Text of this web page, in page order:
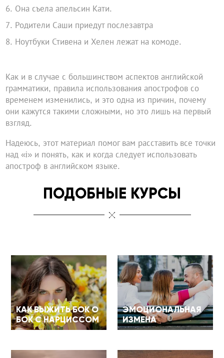
Она съела апельсин Кати.
Родители Саши приедут послезавтра
Ноутбуки Стивена и Хелен лежат на комоде.
Как и в случае с большинством аспектов английской
грамматики, правила использования апострофов со
временем изменились, и это одна из причин, почему
они кажутся такими сложными, но это лишь на первый
взгляд.
Надеюсь, этот материал помог вам расставить все точки
над «i» и понять, как и когда следует использовать
апостроф в английском языке.
ПОДОБНЫЕ КУРСЫ
КАК ВЫЖИТЬ БОК О
БОК С НАРЦИССОМ
ЭМОЦИОНАЛЬНАЯ
ИЗМЕНА